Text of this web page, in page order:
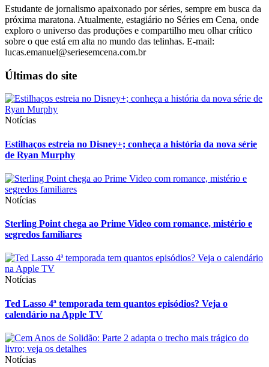
Estudante de jornalismo apaixonado por séries, sempre em busca da
próxima maratona. Atualmente, estagiário no Séries em Cena, onde
exploro o universo das produções e compartilho meu olhar crítico
sobre o que está em alta no mundo das telinhas. E-mail:
lucas.emanuel@seriesemcena.com.br
Últimas do site
Notícias
Estilhaços estreia no Disney+; conheça a história da nova série
de Ryan Murphy
Notícias
Sterling Point chega ao Prime Video com romance, mistério e
segredos familiares
Notícias
Ted Lasso 4ª temporada tem quantos episódios? Veja o
calendário na Apple TV
Notícias